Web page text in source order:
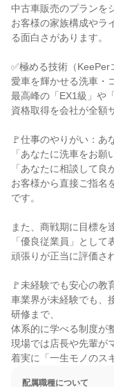
中古車販売のプランを
お客様の家族構成やラ
る面白さがあります。
✅極める技術（KeePer
愛車を輝かせる洗車・
最高峰の「EX1級」や
資格取得を会社が全額
🚩仕事のやりがい：あ
「あなたに洗車をお願
「あなたに相談して良
お客様から直接ご指名
です。
また、商戦期に目標を
「優良従業員」として
頑張りが正当に評価さ
🚩未経験でも安心の教
車業界が未経験でも、
研修まで、
体系的に学べる制度が
現場では店長や先輩が
着実に「一生モノのス
配属職種について